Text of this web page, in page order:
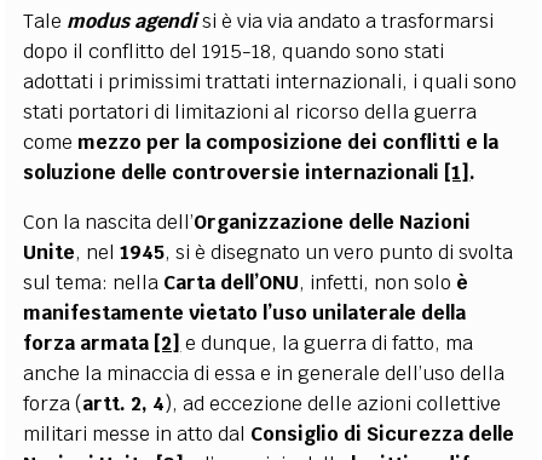
Tale modus agendisi è via via andato a trasformarsi
dopo il conflitto del 1915-18, quando sono stati
adottati i primissimi trattati internazionali, i quali sono
stati portatori di limitazioni al ricorso della guerra
come mezzo per la composizione dei conflitti e la
soluzione delle controversie internazionali [1].
Con la nascita dell’Organizzazione delle Nazioni
Unite, nel1945, si è disegnato un vero punto di svolta
sul tema: nella Carta dell’ONU, infetti, non solo è
manifestamente vietato l’uso unilaterale della
forza armata [2] e dunque, la guerra di fatto, ma
anche la minaccia di essa e in generale dell’uso della
forza (artt. 2, 4), ad eccezione delle azioni collettive
militari messe in atto dal Consiglio di Sicurezza delle